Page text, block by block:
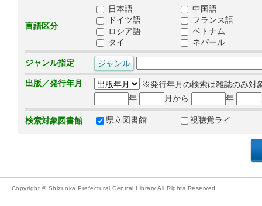
言語区分
日本語
中国語
ドイツ語
フランス語
ロシア語
ベトナム
タイ
ネパール
ジャンル指定
出版／発行年月
※発行年月の検索は雑誌のみ対
年
月から 年
検索対象図書館 県立図書館 視聴覚ライ
Copyright © Shizuoka Prefectural Central Library All Rights Reserved.